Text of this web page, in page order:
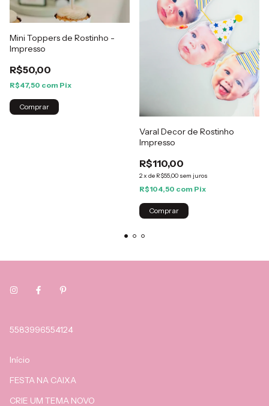
Mini Toppers de Rostinho -
Impresso
R$50,00
R$47,50 com Pix
Comprar
Varal Decor de Rostinho
Impresso
R$110,00
2x de R$55,00 sem juros
R$104,50 com Pix
Comprar
5583996554124
Início
FESTA NA CAIXA
CRIE UM TEMA NOVO